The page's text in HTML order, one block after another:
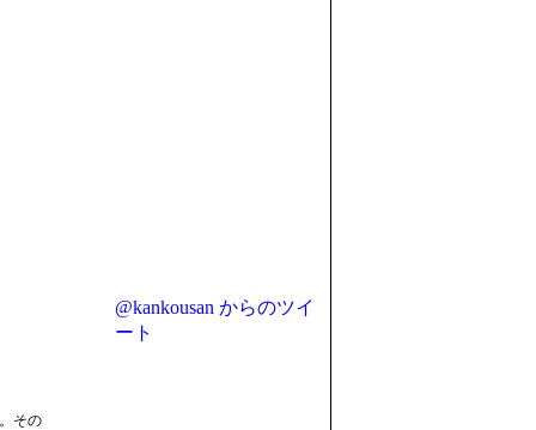
@kankousan からのツイ
ート
その